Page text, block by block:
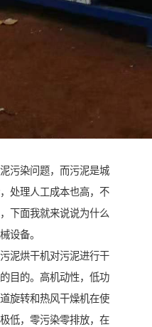
污染问题，而污泥是城
处理人工成本也高，不
下面我就来说说为什么
设备。
泥烘干机对污泥进行干
目的。高机动性，低功
旋转和热风干燥机在使
低，零污染零排放，在